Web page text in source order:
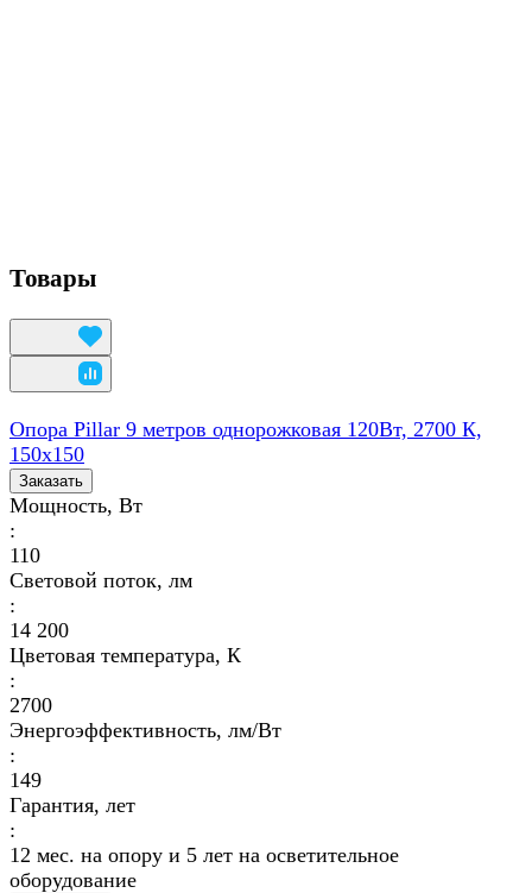
Товары
Опора Pillar 9 метров однорожковая 120Вт, 2700 К,
150х150
Заказать
Мощность, Вт
:
110
Световой поток, лм
:
14 200
Цветовая температура, К
:
2700
Энергоэффективность, лм/Вт
:
149
Гарантия, лет
:
12 мес. на опору и 5 лет на осветительное
оборудование